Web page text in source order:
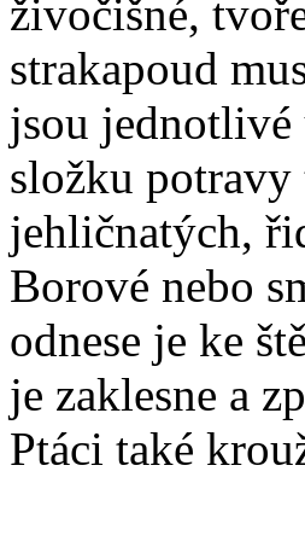
živočišné,
strakapoud
jsou jednotlivé
složku potravy
jehličnatých,
Borové nebo
odnese je ke
je zaklesne a
Ptáci také